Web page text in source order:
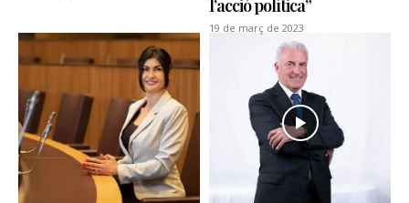
l’acció política”
19 de març de 2023